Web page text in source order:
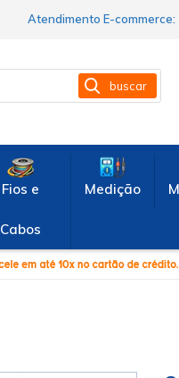
Atendimento E-commerce:
buscar
Fios e
Cabos
Medição